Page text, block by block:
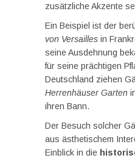
zusätzliche Akzente
Ein Beispiel ist der
von Versailles in
seine Ausdehnung
für seine prächtigen
Deutschland ziehen
Herrenhäuser Garten
ihren Bann.
Der Besuch solcher
aus ästhetischem
Einblick in die